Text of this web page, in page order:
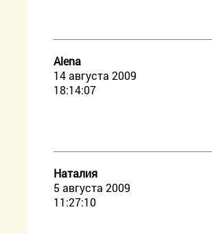
Alena
14 августа 2009
18:14:07
Наталия
5 августа 2009
11:27:10